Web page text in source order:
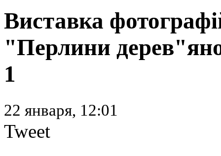
Виставка
"Перлини
1
22 января, 12:01
Tweet